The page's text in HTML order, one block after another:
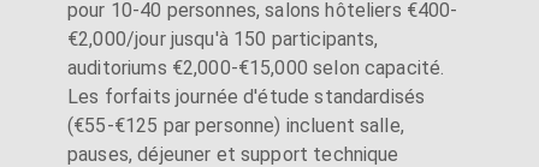
pour 10-40 personnes, salons hôteliers €400-
€2,000/jour jusqu'à 150 participants,
auditoriums €2,000-€15,000 selon capacité.
Les forfaits journée d'étude standardisés
(€55-€125 par personne) incluent salle,
pauses, déjeuner et support technique